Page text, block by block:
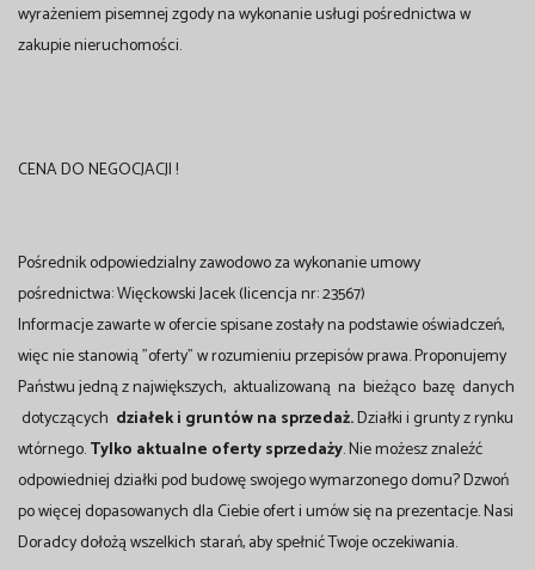
wyrażeniem pisemnej zgody na wykonanie usługi pośrednictwa w
zakupie nieruchomości.
CENA DO NEGOCJACJI !
Pośrednik odpowiedzialny zawodowo za wykonanie umowy
pośrednictwa: Więckowski Jacek (licencja nr: 23567)
Informacje zawarte w ofercie spisane zostały na podstawie oświadczeń,
więc nie stanowią "oferty" w rozumieniu przepisów prawa. Proponujemy
Państwu jedną z największych, aktualizowaną na bieżąco bazę danych
dotyczących działek i gruntów na sprzedaż.Działki i grunty z rynku
wtórnego.Tylko aktualne oferty sprzedaży. Nie możesz znaleźć
odpowiedniej działki pod budowę swojego wymarzonego domu? Dzwoń
po więcej dopasowanych dla Ciebie ofert i umów się na prezentacje. Nasi
Doradcy dołożą wszelkich starań, aby spełnić Twoje oczekiwania.